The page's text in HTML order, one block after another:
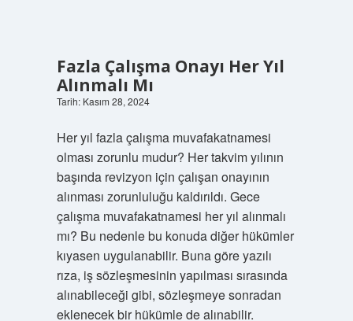
Fazla Çalışma Onayı Her Yıl
Alınmalı Mı
Tarih: Kasım 28, 2024
Her yıl fazla çalışma muvafakatnamesi
olması zorunlu mudur? Her takvim yılının
başında revizyon için çalışan onayının
alınması zorunluluğu kaldırıldı. Gece
çalışma muvafakatnamesi her yıl alınmalı
mı? Bu nedenle bu konuda diğer hükümler
kıyasen uygulanabilir. Buna göre yazılı
rıza, iş sözleşmesinin yapılması sırasında
alınabileceği gibi, sözleşmeye sonradan
eklenecek bir hükümle de alınabilir.